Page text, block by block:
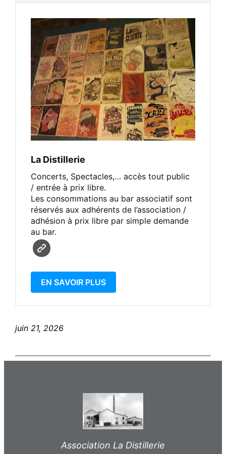
La Distillerie
Concerts, Spectacles,… accès tout public
/ entrée à prix libre.
Les consommations au bar associatif sont
réservés aux adhérents de l’association /
adhésion à prix libre par simple demande
au bar.
EN SAVOIR PLUS
juin 21, 2026
Association La Distillerie